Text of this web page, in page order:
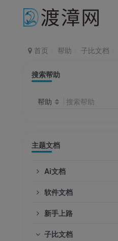
首页 帮助 子比文档
搜索帮助
帮助 搜索帮助
主题文档
Ai文档
软件文档
新手上路
子比文档